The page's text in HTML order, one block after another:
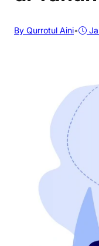
By Qurrotul Aini•